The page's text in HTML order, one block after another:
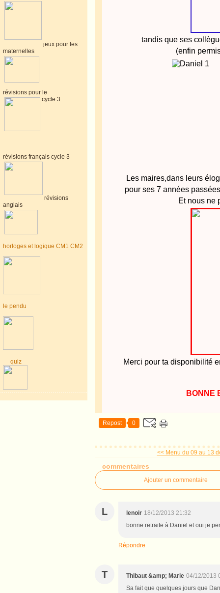
jeux pour les
maternelles
révisions pour le
cycle 3
révisions français cycle 3
révisions
anglais
horloges et logique CM1 CM2
le pendu
quiz
tandis que ses
(enfin
Les maires,dans leurs
pour ses 7 années
Et nous ne
Merci pour ta disponibilité
BONNE
Repost 0
<< Menu du 09 au 13
commentaires
Ajouter un commentaire
L lenoir 18/12/2013 21:32
bonne retraite à Daniel et oui je
Répondre
T Thibaut &amp; Marie 04/12/2013
Sa fait que quelques jours que